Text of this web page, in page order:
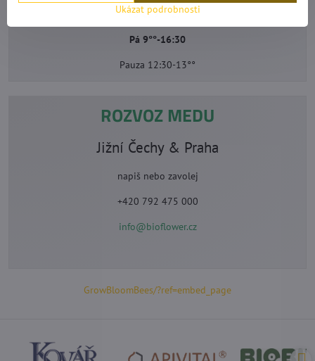
Po-Čt 9°°-17°°
Pá 9°°-16:30
Pauza 12:30-13°°
ROZVOZ MEDU
Jižní Čechy & Praha
napiš nebo zavolej
+420 792 475 000
info@bioflower.cz
GrowBloomBees/?ref=embed_page
Ukázat podrobnosti